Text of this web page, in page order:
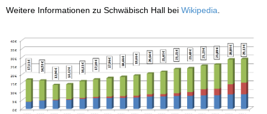
Weitere Informationen zu Schwäbisch Hall bei Wikipedia